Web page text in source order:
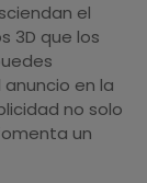
el
3D que los
en la
no solo
un